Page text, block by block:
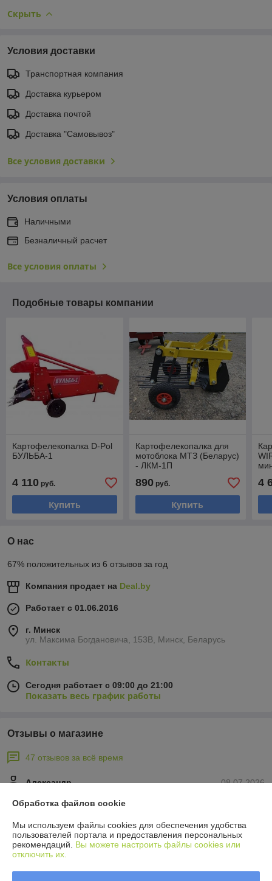
Скрыть
Условия доставки
Транспортная компания
Доставка курьером
Доставка почтой
Доставка "Самовывоз"
Все условия доставки
Условия оплаты
Наличными
Безналичный расчет
Все условия оплаты
Подобные товары компании
Картофелекопалка D-Pol
БУЛЬБА-1
4 110 руб.
Купить
Картофелекопалка для
мотоблока МТЗ (Беларус)
- ЛКМ-1П
890руб.
Купить
4
О нас
67% положительных из 6 отзывов за год
Компания продает на Deal.by
Работает с 01.06.2016
г. Минск
ул. Максима Богдановича, 153В, Минск, Беларусь
Контакты
Сегодня работает с 09:00 до 21:00
Показать весь график работы
Отзывы о магазине
47 отзывов за всё время
08.07.2026
Александр
Отлично
05.05.2026
Покупатель
Обработка файлов cookie
Мы используем файлы cookies для обеспечения удобства
пользователей портала и предоставления персональных
рекомендаций. Вы можете настроить файлы cookies или
отключить их.